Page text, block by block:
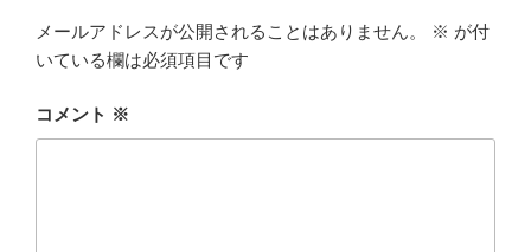
メールアドレスが公開されることはありません。 ※ が付
いている欄は必須項目です
コメント ※